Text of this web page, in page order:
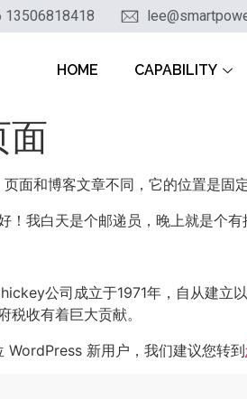
13506818418
HOME CAPABILITY
面
面和博客文章不同，它的位置是固
！我白天是个邮递员，晚上就是个
公司成立于1971年，自从建立
税收有着巨大贡献。
WordPress 新用户，我们建议您转到